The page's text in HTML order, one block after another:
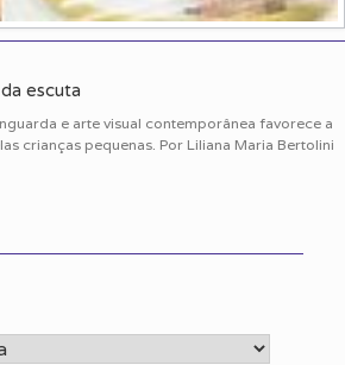
escuta
e arte visual contemporânea favorece a
crianças pequenas. Por Liliana Maria Bertolini